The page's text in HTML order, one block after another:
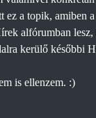
ez a topik, amiben
alfórumban lesz,
kerülő későbbi
is ellenzem. :)